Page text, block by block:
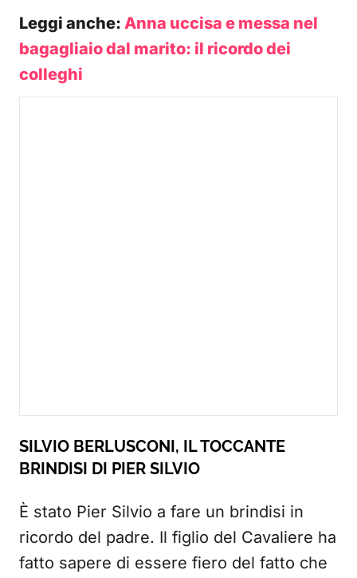
Leggi anche: Anna uccisa e messa nel
bagagliaio dal marito: il ricordo dei
colleghi
SILVIO BERLUSCONI, IL TOCCANTE
BRINDISI DI PIER SILVIO
È stato Pier Silvio a fare un brindisi in
ricordo del padre. Il figlio del Cavaliere ha
fatto sapere di essere fiero del fatto che